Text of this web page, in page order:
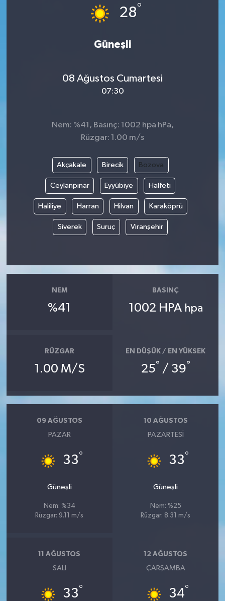
28°
Güneşli
08 Ağustos Cumartesi
07:30
Nem: %41, Basınç: 1002 hpa hPa,
Rüzgar: 1.00 m/s
Akçakale Birecik Bozova
Ceylanpınar Eyyübiye Halfeti
Haliliye Harran Hilvan Karaköprü
Siverek Suruç Viranşehir
NEM
%41
BASINÇ
1002 HPA hpa
RÜZGAR
1.00 M/S
EN DÜŞÜK / EN YÜKSEK
25° / 39°
09 AĞUSTOS
PAZAR
33°
Güneşli
Nem: %34
Rüzgar: 9.11 m/s
10 AĞUSTOS
PAZARTESI
33°
Güneşli
Nem: %25
Rüzgar: 8.31 m/s
11 AĞUSTOS
SALI
33°
12 AĞUSTOS
ÇARŞAMBA
34°